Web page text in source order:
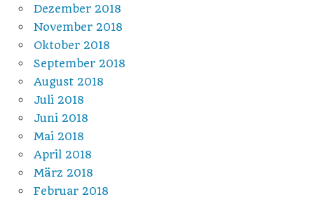
Dezember 2018
November 2018
Oktober 2018
September 2018
August 2018
Juli 2018
Juni 2018
Mai 2018
April 2018
März 2018
Februar 2018